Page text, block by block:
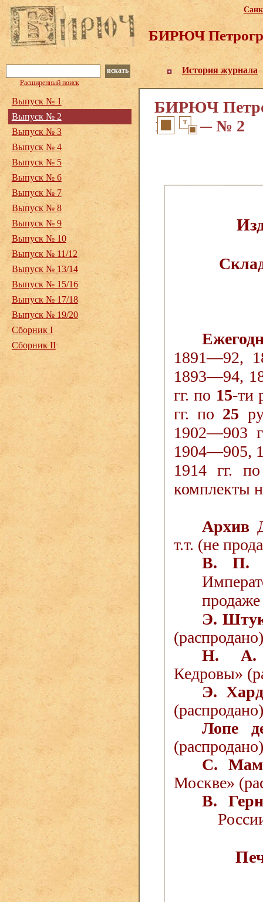
БИРЮЧ
История журнала
искать
Расширенный поиск
БИРЮЧ
1918. — № 2
1891—92,
1893—94,
гг. по 15-ти
гг. по 25
1902—903
1904—905,
1914 гг.
комплекты
Архив
т.т. (не
В. П.
Э.
Н. А.
Кедровы»
Э.
(распродано)
Лопе
С.
Москве»
В.
Выпуск № 1
Выпуск № 2
Выпуск № 3
Выпуск № 4
Выпуск № 5
Выпуск № 6
Выпуск № 7
Выпуск № 8
Выпуск № 9
Выпуск № 10
Выпуск № 11/12
Выпуск № 13/14
Выпуск № 15/16
Выпуск № 17/18
Выпуск № 19/20
Сборник I
Сборник II